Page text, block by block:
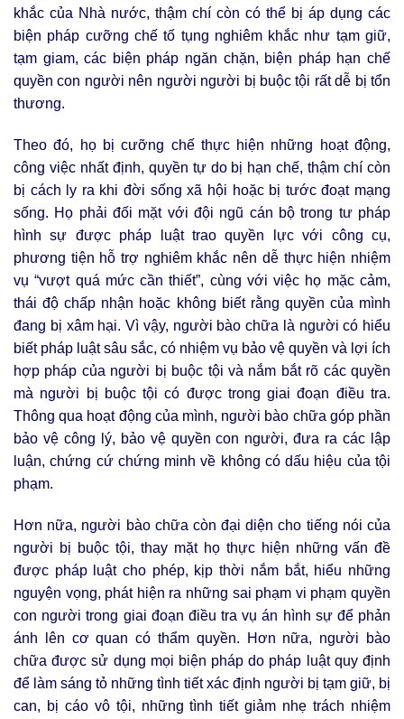
khắc của Nhà nước, thậm chí còn có thể bị áp dụng các
biện pháp cưỡng chế tố tụng nghiêm khắc như tạm giữ,
tạm giam, các biện pháp ngăn chặn, biện pháp hạn chế
quyền con người nên người người bị buộc tội rất dễ bị tổn
thương.
Theo đó, họ bị cưỡng chế thực hiện những hoạt động,
công việc nhất định, quyền tự do bị hạn chế, thậm chí còn
bị cách ly ra khi đời sống xã hội hoặc bị tước đoạt mạng
sống. Họ phải đối mặt với đội ngũ cán bộ trong tư pháp
hình sự được pháp luật trao quyền lực với công cụ,
phương tiện hỗ trợ nghiêm khắc nên dễ thực hiện nhiệm
vụ “vượt quá mức cần thiết”, cùng với việc họ mặc cảm,
thái độ chấp nhận hoặc không biết rằng quyền của mình
đang bị xâm hại. Vì vậy, người bào chữa là người có hiểu
biết pháp luật sâu sắc, có nhiệm vụ bảo vệ quyền và lợi ích
hợp pháp của người bị buộc tội và nắm bắt rõ các quyền
mà người bị buộc tội có được trong giai đoạn điều tra.
Thông qua hoạt động của mình, người bào chữa góp phần
bảo vệ công lý, bảo vệ quyền con người, đưa ra các lập
luận, chứng cứ chứng minh về không có dấu hiệu của tội
phạm.
Hơn nữa, người bào chữa còn đại diện cho tiếng nói của
người bị buộc tội, thay mặt họ thực hiện những vấn đề
được pháp luật cho phép, kịp thời nắm bắt, hiểu những
nguyện vọng, phát hiện ra những sai phạm vi phạm quyền
con người trong giai đoạn điều tra vụ án hình sự để phản
ánh lên cơ quan có thẩm quyền. Hơn nữa, người bào
chữa được sử dụng mọi biện pháp do pháp luật quy định
để làm sáng tỏ những tình tiết xác định người bị tạm giữ, bị
can, bị cáo vô tội, những tình tiết giảm nhẹ trách nhiệm